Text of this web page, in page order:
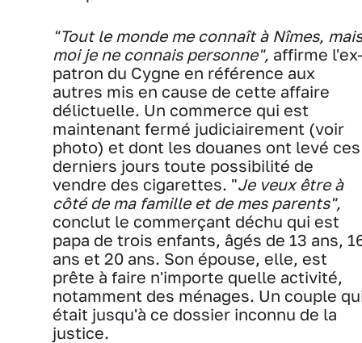
"Tout le monde me connaît à Nîmes, mais
moi je ne connais personne", affirme
patron du Cygne en référence aux
autres mis en cause de cette affaire
délictuelle. Un commerce qui est
maintenant fermé judiciairement (voir
photo) et dont les douanes ont levé ces
derniers jours toute possibilité de
vendre des cigarettes. "Je veux être à
côté de ma famille et de mes parents",
conclut le commerçant déchu qui est
papa de trois enfants, âgés de 13 ans,
ans et 20 ans. Son épouse, elle, est
prête à faire n'importe quelle activité,
notamment des ménages. Un couple
était jusqu'à ce dossier inconnu de la
justice.